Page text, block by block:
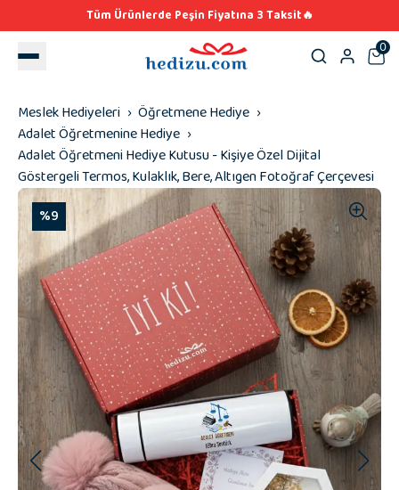
Tüm Ürünlerde Peşin Fiyatına 3 Taksit🔥
0
Meslek Hediyeleri
Öğretmene Hediye
Adalet Öğretmenine Hediye
Adalet Öğretmeni Hediye Kutusu - Kişiye Özel Dijital
Göstergeli Termos, Kulaklık, Bere, Altıgen Fotoğraf Çerçevesi
%9